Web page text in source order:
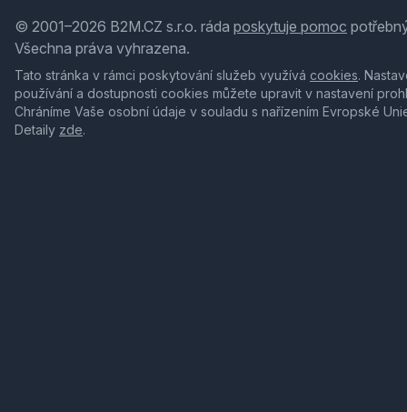
© 2001–2026 B2M.CZ s.r.o. ráda poskytuje pomoc
Všechna práva vyhrazena.
Tato stránka v rámci poskytování služeb využívá cookies.
používání a dostupnosti cookies můžete upravit v nastavení
Chráníme Vaše osobní údaje v souladu s nařízením Evropské
Detaily zde.